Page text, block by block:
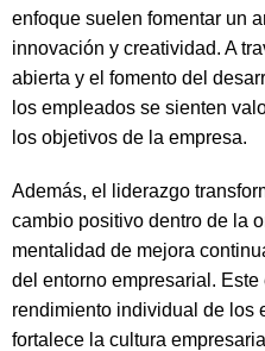
enfoque suelen fomentar un
innovación y creatividad. A
abierta y el fomento del
los empleados se sienten
los objetivos de la empresa.
Además, el liderazgo
cambio positivo dentro de la
mentalidad de mejora
del entorno empresarial.
rendimiento individual de los
fortalece la cultura